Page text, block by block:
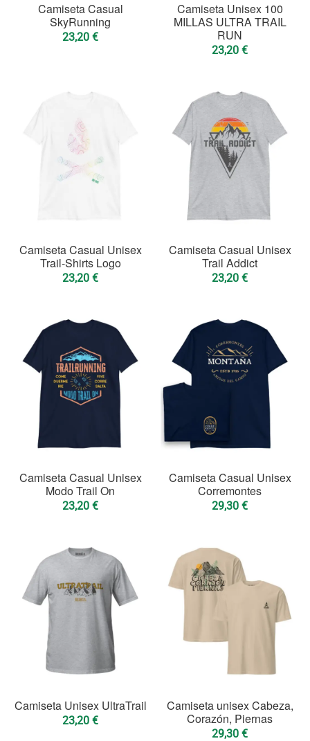
Camiseta Casual
SkyRunning
23,20 €
Camiseta Unisex 100
MILLAS ULTRA TRAIL
RUN
23,20 €
Camiseta Casual Unisex
Trail-Shirts Logo
23,20 €
Camiseta Casual Unisex
Trail Addict
23,20 €
Camiseta Casual Unisex
Modo Trail On
23,20 €
Camiseta Casual Unisex
Corremontes
29,30 €
Camiseta Unisex UltraTrail
23,20 €
Camiseta unisex Cabeza,
Corazón, Piernas
29,30 €